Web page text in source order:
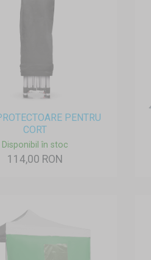
PENTRU
CORT
Disponibil în stoc
114,00 RON